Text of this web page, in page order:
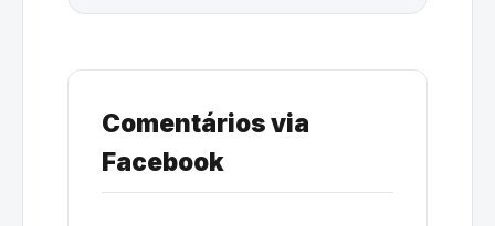
Comentários via
Facebook